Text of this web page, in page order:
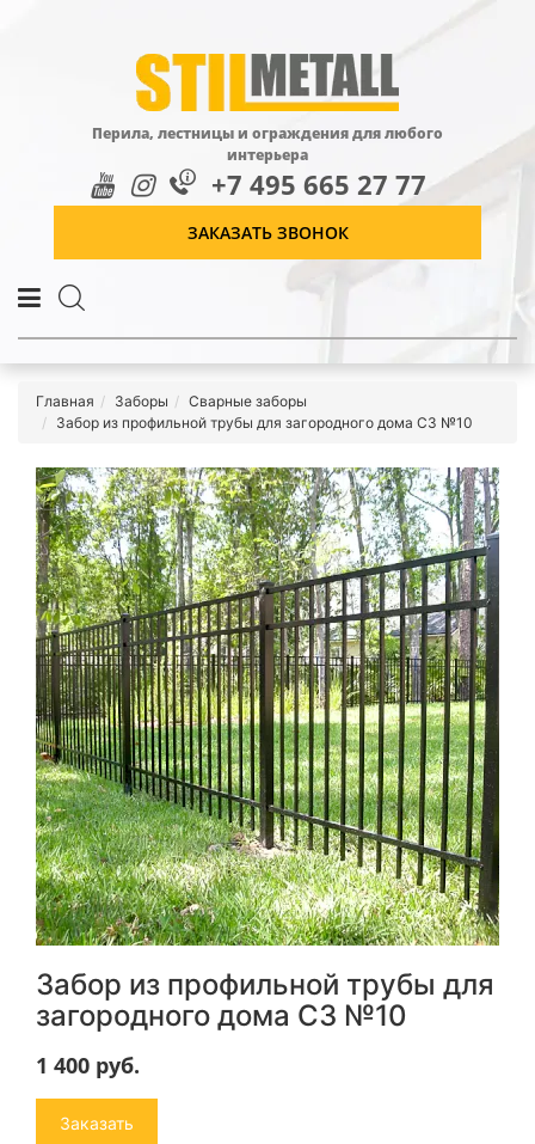
Перила, лестницы и ограждения для любого
интерьера
+7 495 665 27 77
ЗАКАЗАТЬ ЗВОНОК
Главная Заборы
Сварные заборы
Забор из профильной трубы для загородного дома СЗ №10
Забор из профильной трубы для
загородного дома СЗ №10
1 400 руб.
Заказать